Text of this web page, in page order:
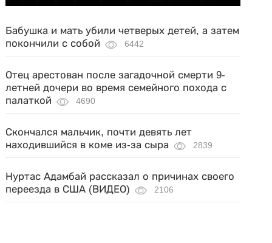
Бабушка и мать убили четверых детей, а затем
покончили с собой
6442
Отец арестован после загадочной смерти 9-
летней дочери во время семейного похода с
палаткой
4690
Скончался мальчик, почти девять лет
находившийся в коме из-за сыра
2839
Нуртас Адамбай рассказал о причинах своего
переезда в США (ВИДЕО)
2106